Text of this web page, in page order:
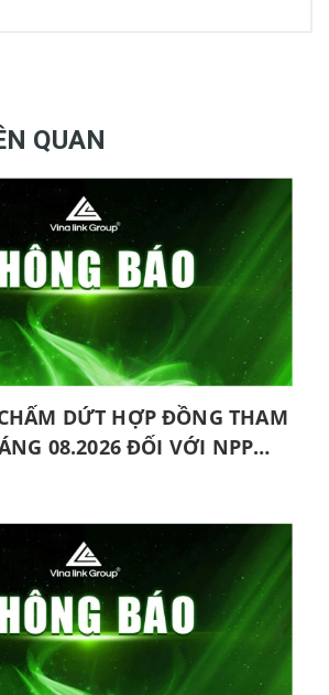
QUAN
DỨT HỢP ĐỒNG THAM
08.2026 ĐỐI VỚI NPP
THÀNH MỨC NĂNG ĐỘNG
ĐÀO TẠO CƠ BẢN TRONG 30